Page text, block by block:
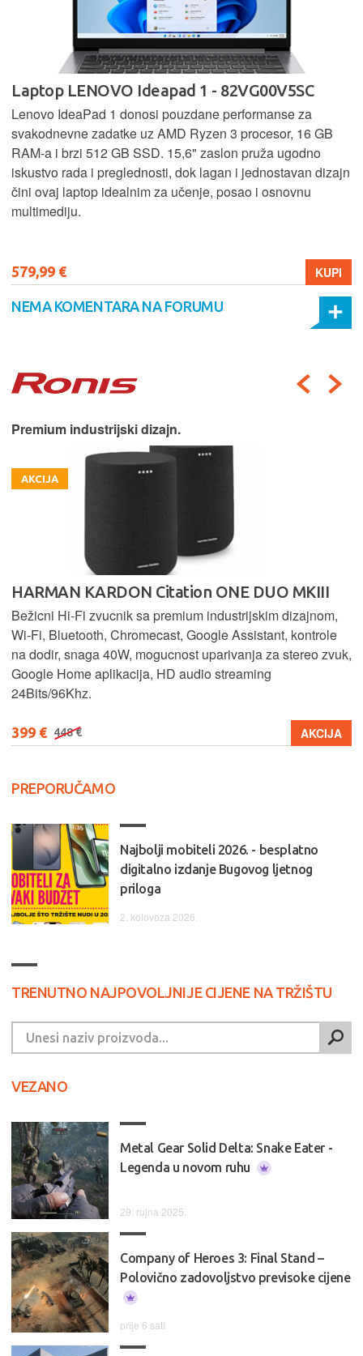
Laptop LENOVO Ideapad 1 - 82VG00V5SC
Lenovo IdeaPad 1 donosi pouzdane performanse za
svakodnevne zadatke uz AMD Ryzen 3 procesor, 16 GB
RAM-a i brzi 512 GB SSD. 15,6" zaslon pruža ugodno
iskustvo rada i preglednosti, dok lagan i jednostavan dizajn
čini ovaj laptop idealnim za učenje, posao i osnovnu
multimediju.
579,99 € KUPI
NEMA KOMENTARA NA FORUMU
Premium industrijski dizajn.
AKCIJA
HARMAN KARDON Citation ONE DUO MKIII
Bežicni Hi-Fi zvucnik sa premium industrijskim dizajnom,
Wi-Fi, Bluetooth, Chromecast, Google Assistant, kontrole
na dodir, snaga 40W, mogucnost uparivanja za stereo zvuk,
Google Home aplikacija, HD audio streaming
24Bits/96Khz.
399 € 448 € AKCIJA
PREPORUČAMO
Najbolji mobiteli 2026. - besplatno
digitalno izdanje Bugovog ljetnog
priloga
2. kolovoza 2026.
TRENUTNO NAJPOVOLJNIJE CIJENE NA TRŽIŠTU
VEZANO
Metal Gear Solid Delta: Snake Eater -
Legenda u novom ruhu
29. rujna 2025.
Company of Heroes 3: Final Stand –
Polovično zadovoljstvo previsoke cijene
prije 6 sati